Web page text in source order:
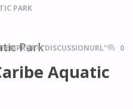
PARK
Park 0
Aquatic